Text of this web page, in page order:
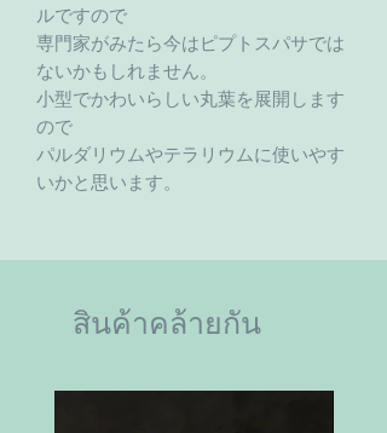
ルですので
専門家がみたら今はピプトスパサでは
ないかもしれません。
小型でかわいらしい丸葉を展開します
ので
パルダリウムやテラリウムに使いやす
いかと思います。
สินค้าคล้ายกัน